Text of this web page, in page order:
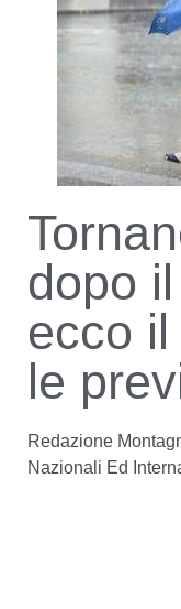
dopo
ecco
le
Redazione
Nazionali Ed